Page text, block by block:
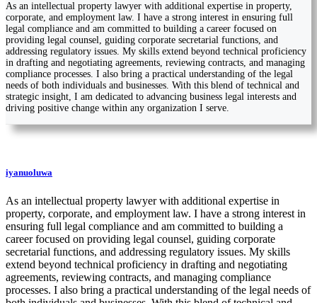
As an intellectual property lawyer with additional expertise in property,
corporate, and employment law. I have a strong interest in ensuring full
legal compliance and am committed to building a career focused on
providing legal counsel, guiding corporate secretarial functions, and
addressing regulatory issues. My skills extend beyond technical proficiency
in drafting and negotiating agreements, reviewing contracts, and managing
compliance processes. I also bring a practical understanding of the legal
needs of both individuals and businesses. With this blend of technical and
strategic insight, I am dedicated to advancing business legal interests and
driving positive change within any organization I serve.
iyanuoluwa
As an intellectual property lawyer with additional expertise in
property, corporate, and employment law. I have a strong interest in
ensuring full legal compliance and am committed to building a
career focused on providing legal counsel, guiding corporate
secretarial functions, and addressing regulatory issues. My skills
extend beyond technical proficiency in drafting and negotiating
agreements, reviewing contracts, and managing compliance
processes. I also bring a practical understanding of the legal needs of